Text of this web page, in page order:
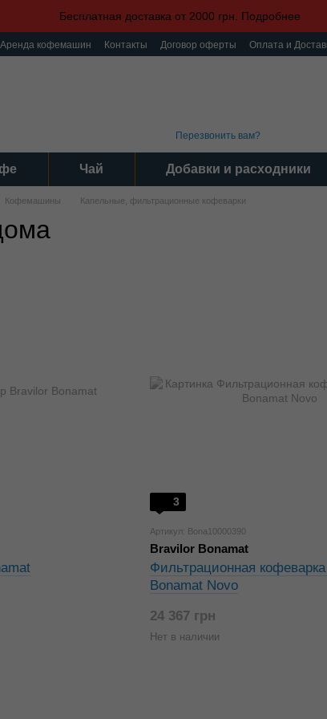
Бесплатная доставка от 2000 грн. Подробнее
Аренда кофемашин Контакты Договор оферты
Оплата и
Перезвонить вам?
Чай Добавки и расходники
Кофемашины Капельные, фильтрационные кофеварки
3
Артикул: Bona10000390
Bravilor Bonamat
Фильтрационная
Bonamat Novo
24 367 грн
Нет в наличии